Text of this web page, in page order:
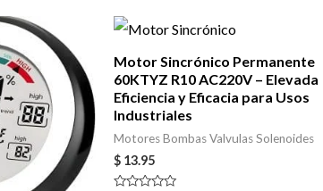
Motor Sincrónico Permanente
60KTYZ R10 AC220V – Elevada
Eficiencia y Eficacia para Usos
Industriales
Motores Bombas Valvulas Solenoides
$13.95